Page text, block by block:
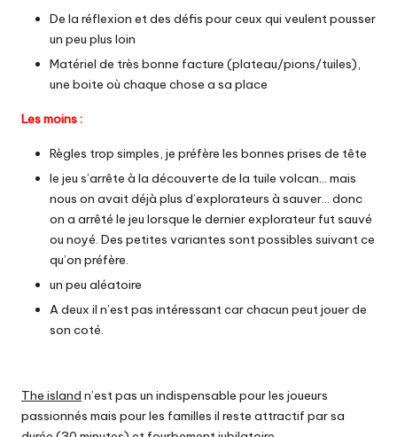
De la réflexion et des défis pour ceux qui veulent pousser
un peu plus loin
Matériel de très bonne facture (plateau/pions/tuiles),
une boite où chaque chose a sa place
Les moins :
Règles trop simples, je préfère les bonnes prises de tête
le jeu s’arrête à la découverte de la tuile volcan… mais
nous on avait déjà plus d’explorateurs à sauver… donc
on a arrêté le jeu lorsque le dernier explorateur fut sauvé
ou noyé. Des petites variantes sont possibles suivant ce
qu’on préfère.
un peu aléatoire
A deux il n’est pas intéressant car chacun peut jouer de
son coté.
The island n’est pas un indispensable pour les joueurs
passionnés mais pour les familles il reste attractif par sa